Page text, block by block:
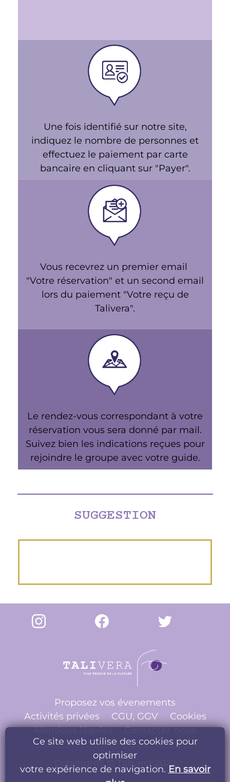
Une fois identifié sur notre site,
indiquez le nombre de personnes et
effectuez le paiement par carte
bancaire en cliquant sur "Payer".
Vous recevrez un premier email
"Votre réservation" et un second email
lors du paiement "Votre reçu de
Talivera".
Le rendez-vous correspondant à votre
réservation vous sera donné par mail.
Suivez bien les indications reçues pour
rejoindre le groupe avec votre guide.
SUGGESTION
Proposez vos évenements
Activités privées
CGU, GGV
Cookies
Mentions légales
Contactez nous
Copyrights © Talivera 2022
Ce site web utilise des cookies pour
optimiser
votre expérience de navigation. En savoir